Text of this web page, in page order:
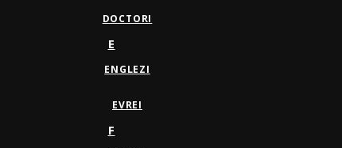
DOCTORI
E
ENGLEZI
EVREI
F